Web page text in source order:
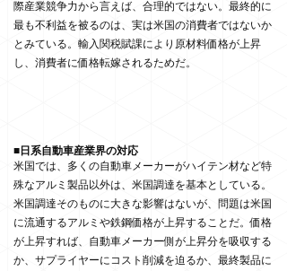
際産業競争力から言えば、合理的ではない。最終的に
最も不利益を被るのは、実は米国の消費者ではないか
とみている。輸入関税賦課により原材料価格が上昇
し、消費者に価格転嫁されるためだ。
■日系自動車産業界の対応
米国では、多くの自動車メーカーがハイテン材など特
殊なアルミ製品以外は、米国調達を基本としている。
米国調達そのものに大きな影響はないが、問題は米国
に流通するアルミや鉄鋼価格が上昇することだ。価格
が上昇すれば、自動車メーカー側が上昇分を吸収する
か、サプライヤーにコスト削減を迫るか、最終製品に